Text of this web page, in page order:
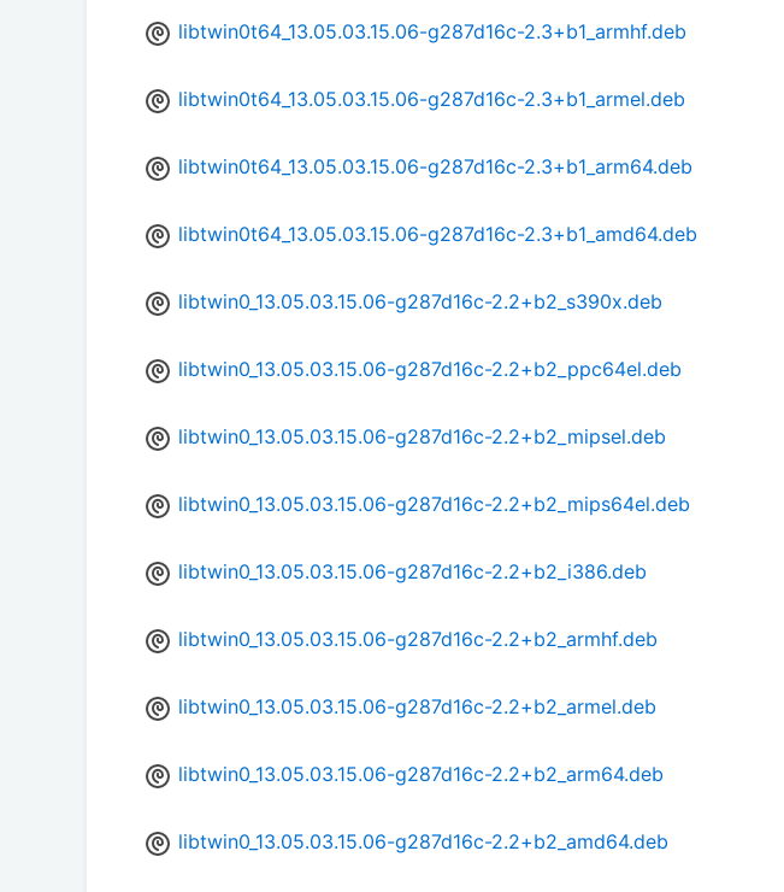
libtwin0t64_13.05.03.15.06-g287d16c-2.3+b1_armhf.deb
libtwin0t64_13.05.03.15.06-g287d16c-2.3+b1_armel.deb
libtwin0t64_13.05.03.15.06-g287d16c-2.3+b1_arm64.deb
libtwin0t64_13.05.03.15.06-g287d16c-2.3+b1_amd64.deb
libtwin0_13.05.03.15.06-g287d16c-2.2+b2_s390x.deb
libtwin0_13.05.03.15.06-g287d16c-2.2+b2_ppc64el.deb
libtwin0_13.05.03.15.06-g287d16c-2.2+b2_mipsel.deb
libtwin0_13.05.03.15.06-g287d16c-2.2+b2_mips64el.deb
libtwin0_13.05.03.15.06-g287d16c-2.2+b2_i386.deb
libtwin0_13.05.03.15.06-g287d16c-2.2+b2_armhf.deb
libtwin0_13.05.03.15.06-g287d16c-2.2+b2_armel.deb
libtwin0_13.05.03.15.06-g287d16c-2.2+b2_arm64.deb
libtwin0_13.05.03.15.06-g287d16c-2.2+b2_amd64.deb